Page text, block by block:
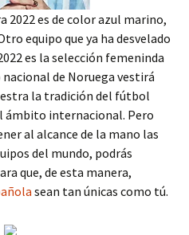
2022 es de color azul marino,
equipo que ya ha desvelado
es la selección femeninda
de Noruega vestirá
la tradición del fútbol
ámbito internacional. Pero
al alcance de la mano las
del mundo, podrás
que, de esta manera,
sean tan únicas como tú.